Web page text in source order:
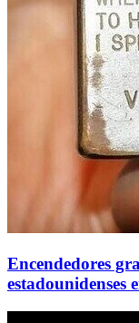
Encendedores
estadounidenses